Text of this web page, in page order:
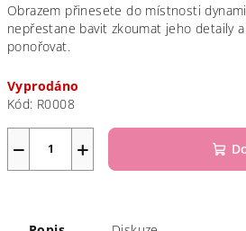
Obrazem přinesete do místnosti
nepřestane bavit zkoumat jeho detaily
ponořovat.
Vyprodáno
Kód: R0008
+
−